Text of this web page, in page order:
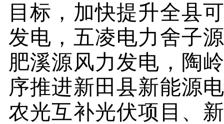
目标，加快提升全县
发电，五凌电力舍子
肥溪源风力发电，陶
序推进新田县新能源
农光互补光伏项目、